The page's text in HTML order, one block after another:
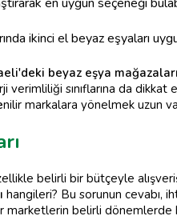
ikinci el beyaz eşyaları
beyaz eşya mağazaları
verimliliği sınıflarına da
nilir markalara yönelmek uzun
belirli bir bütçeyle
hangileri? Bu sorunun cevabı,
marketlerin belirli